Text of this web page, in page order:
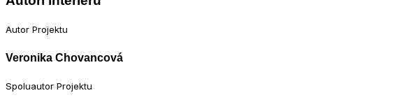
Autor Projektu
Veronika Chovancová
Spoluautor Projektu